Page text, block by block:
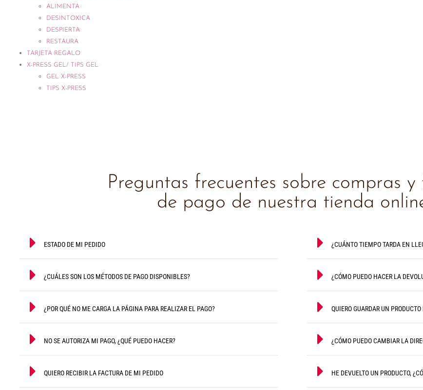
ALIMENTA
DESINTOXICA
DESPIERTA
RESTAURA
TARJETA REGALO
X-PRESS GEL/ TIPS GEL
GEL X-PRESS
TIPS X-PRESS
Preguntas frecuentes sobre compras y
de pago de nuestra tienda
ESTADO DE MI PEDIDO
¿CUÁLES SON LOS MÉTODOS DE PAGO DISPONIBLES?
¿POR QUÉ NO ME CARGA LA PÁGINA PARA REALIZAR EL PAGO?
NO SE AUTORIZA MI PAGO, ¿QUÉ PUEDO HACER?
QUIERO RECIBIR LA FACTURA DE MI PEDIDO
¿CUÁNTO TIEMPO TARDA EN
¿CÓMO PUEDO HACER LA
QUIERO GUARDAR UN
¿CÓMO PUEDO CAMBIAR LA
HE DEVUELTO UN PRODUCTO,